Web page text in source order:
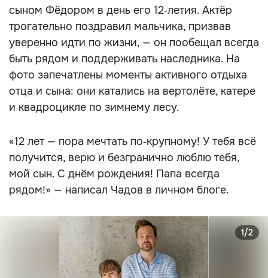
сыном Фёдором в день его 12‑летия. Актёр
трогательно поздравил мальчика, призвав
уверенно идти по жизни, — он пообещал всегда
быть рядом и поддерживать наследника. На
фото запечатлены моменты активного отдыха
отца и сына: они катались на вертолёте, катере
и квадроцикле по зимнему лесу.
«12 лет — пора мечтать по‑крупному! У тебя всё
получится, верю и безгранично люблю тебя,
мой сын. С днём рождения! Папа всегда
рядом!» — написал Чадов в личном блоге.
1/2